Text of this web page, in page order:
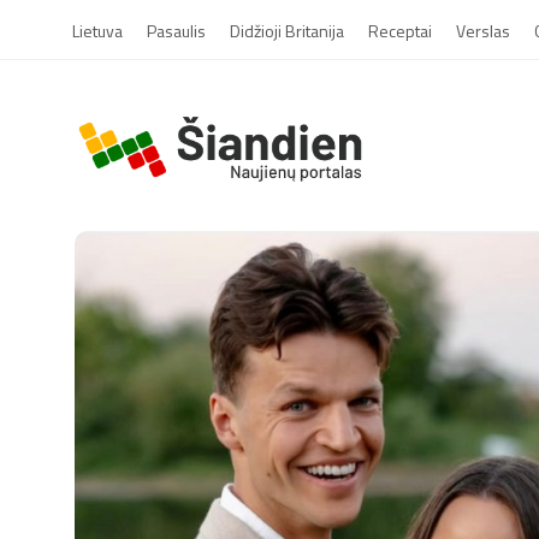
Lietuva Pasaulis Didžioji Britanija Receptai Verslas
S
a
n
d
i
e